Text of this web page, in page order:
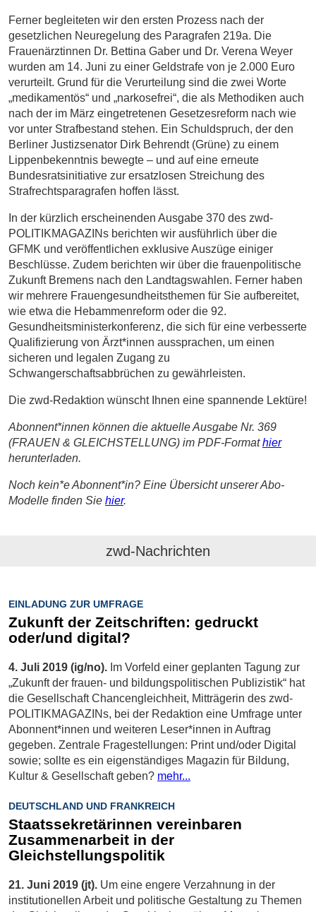
Ferner begleiteten wir den ersten Prozess nach der
gesetzlichen Neuregelung des Paragrafen 219a. Die
Frauenärztinnen Dr. Bettina Gaber und Dr. Verena Weyer
wurden am 14. Juni zu einer Geldstrafe von je 2.000 Euro
verurteilt. Grund für die Verurteilung sind die zwei Worte
„medikamentös“ und „narkosefrei“, die als Methodiken auch
nach der im März eingetretenen Gesetzesreform nach wie
vor unter Strafbestand stehen. Ein Schuldspruch, der den
Berliner Justizsenator Dirk Behrendt (Grüne) zu einem
Lippenbekenntnis bewegte – und auf eine erneute
Bundesratsinitiative zur ersatzlosen Streichung des
Strafrechtsparagrafen hoffen lässt.
In der kürzlich erscheinenden Ausgabe 370 des zwd-
POLITIKMAGAZINs berichten wir ausführlich über die
GFMK und veröffentlichen exklusive Auszüge einiger
Beschlüsse. Zudem berichten wir über die frauenpolitische
Zukunft Bremens nach den Landtagswahlen. Ferner haben
wir mehrere Frauengesundheitsthemen für Sie aufbereitet,
wie etwa die Hebammenreform oder die 92.
Gesundheitsministerkonferenz, die sich für eine verbesserte
Qualifizierung von Ärzt*innen aussprachen, um einen
sicheren und legalen Zugang zu
Schwangerschaftsabbrüchen zu gewährleisten.
Die zwd-Redaktion wünscht Ihnen eine spannende Lektüre!
Abonnent*innen können die aktuelle Ausgabe Nr. 369
(FRAUEN & GLEICHSTELLUNG) im PDF-Formathier
herunterladen.
Noch kein*e Abonnent*in? Eine Übersicht unserer Abo-
Modelle finden Sie hier.
zwd-Nachrichten
EINLADUNG ZUR UMFRAGE
Zukunft der Zeitschriften: gedruckt
oder/und digital?
4. Juli 2019 (ig/no). Im Vorfeld einer geplanten Tagung zur
„Zukunft der frauen- und bildungspolitischen Publizistik“ hat
die Gesellschaft Chancengleichheit, Mitträgerin des zwd-
POLITIKMAGAZINs, bei der Redaktion eine Umfrage unter
Abonnent*innen und weiteren Leser*innen in Auftrag
gegeben. Zentrale Fragestellungen: Print und/oder Digital
sowie; sollte es ein eigenständiges Magazin für Bildung,
Kultur & Gesellschaft geben? mehr...
DEUTSCHLAND UND FRANKREICH
Staatssekretärinnen vereinbaren
Zusammenarbeit in der
Gleichstellungspolitik
21. Juni 2019 (jt). Um eine engere Verzahnung in der
institutionellen Arbeit und politische Gestaltung zu Themen